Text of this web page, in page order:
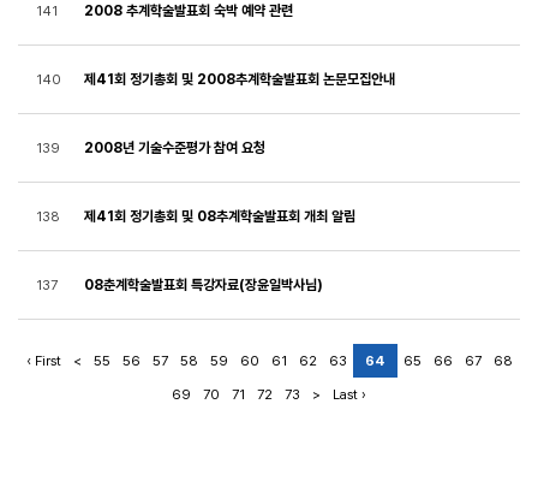
141 2008 추계학술발표회 숙박 예약 관련
140 제41회 정기총회 및 2008추계학술발표회 논문모집안내
139 2008년 기술수준평가 참여 요청
138 제41회 정기총회 및 08추계학술발표회 개최 알림
137 08춘계학술발표회 특강자료(장윤일박사님)
‹ First < 55 56 57 58 59 60 61 62 63 64 65 66 67
68
69
70 71 72 73 > Last ›